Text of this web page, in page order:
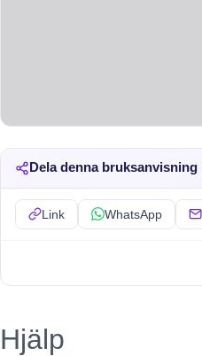
Dela denna bruksanvisning
Link WhatsApp
Hjälp